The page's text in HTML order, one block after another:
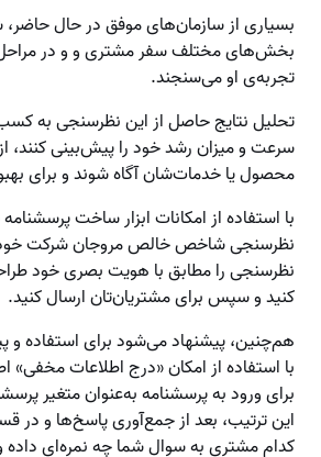
بخش‌های مختلف سفر مشتری و و در
تجربه‌ی او می‌سنجند.
تحلیل نتایج حاصل از این نظرسنجی به
سرعت و میزان رشد خود را پیش‌بینی کنند،
محصول یا خدمات‌شان آگاه شوند و برای
با استفاده از امکانات ابزار ساخت
نظرسنجی شاخص خالص مروجان شرکت خود
نظرسنجی را مطابق با هویت بصری خود
کنید و سپس برای مشتریان‌تان ارسال کنید.
هم‌چنین، پیشنهاد می‌شود برای استفاده و
با استفاده از امکان «درج اطلاعات مخفی»
برای ورود به پرسشنامه به‌عنوان متغیر
این ترتیب، بعد از جمع‌آوری پاسخ‌ها و در
کدام مشتری به سوال شما چه نمره‌ای داده و